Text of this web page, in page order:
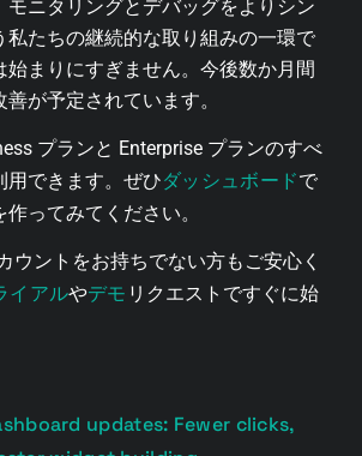
モニタリングとデバッグをよりシン
私たちの継続的な取り組みの一環で
始まりにすぎません。今後数か月間
が予定されています。
プランと Enterprise プランのすべ
用できます。ぜひダッシュボードで
ってみてください。
ウントをお持ちでない方もご安心く
イアルやデモ リクエストですぐに始
updates: Fewer clicks,